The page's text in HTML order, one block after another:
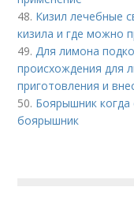
48. Кизил лечебные
кизила и где можно
49.Для лимона
происхождения для
приготовления и
50. Боярышник когда
боярышник